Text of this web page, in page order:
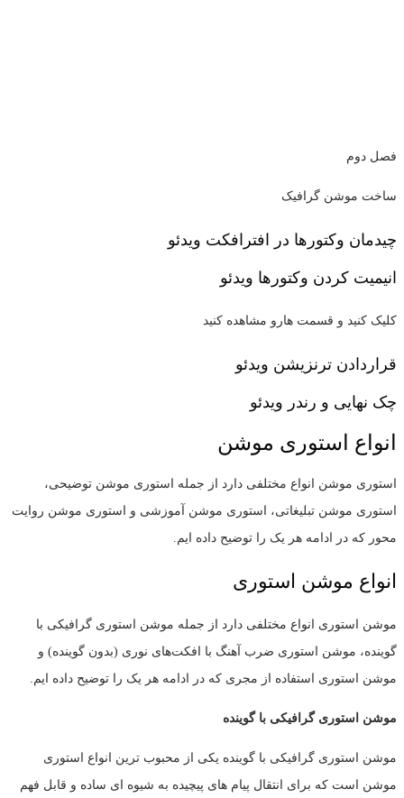
فصل دوم
ساخت موشن گرافیک
چیدمان وکتورها در افترافکت ویدئو
انیمیت کردن وکتورها ویدئو
کلیک کنید و قسمت هارو مشاهده کنید
قراردادن ترنزیشن ویدئو
چک نهایی و رندر ویدئو
انواع استوری موشن
استوری موشن انواع مختلفی دارد از جمله استوری موشن توضیحی،
استوری موشن تبلیغاتی، استوری موشن آموزشی و استوری موشن روایت
محور که در ادامه هر یک را توضیح داده ایم.
انواع موشن استوری
موشن استوری انواع مختلفی دارد از جمله موشن استوری گرافیکی با
گوینده، موشن استوری ضرب آهنگ با افکت‌های نوری (بدون گوینده) و
موشن استوری استفاده از مجری که در ادامه هر یک را توضیح داده ایم.
موشن استوری گرافیکی با گوینده
موشن استوری گرافیکی با گوینده یکی از محبوب ترین انواع استوری
موشن است که برای انتقال پیام های پیچیده به شیوه ای ساده و قابل فهم